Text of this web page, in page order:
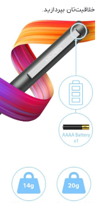
خلاقیت‌تان بپردازید.